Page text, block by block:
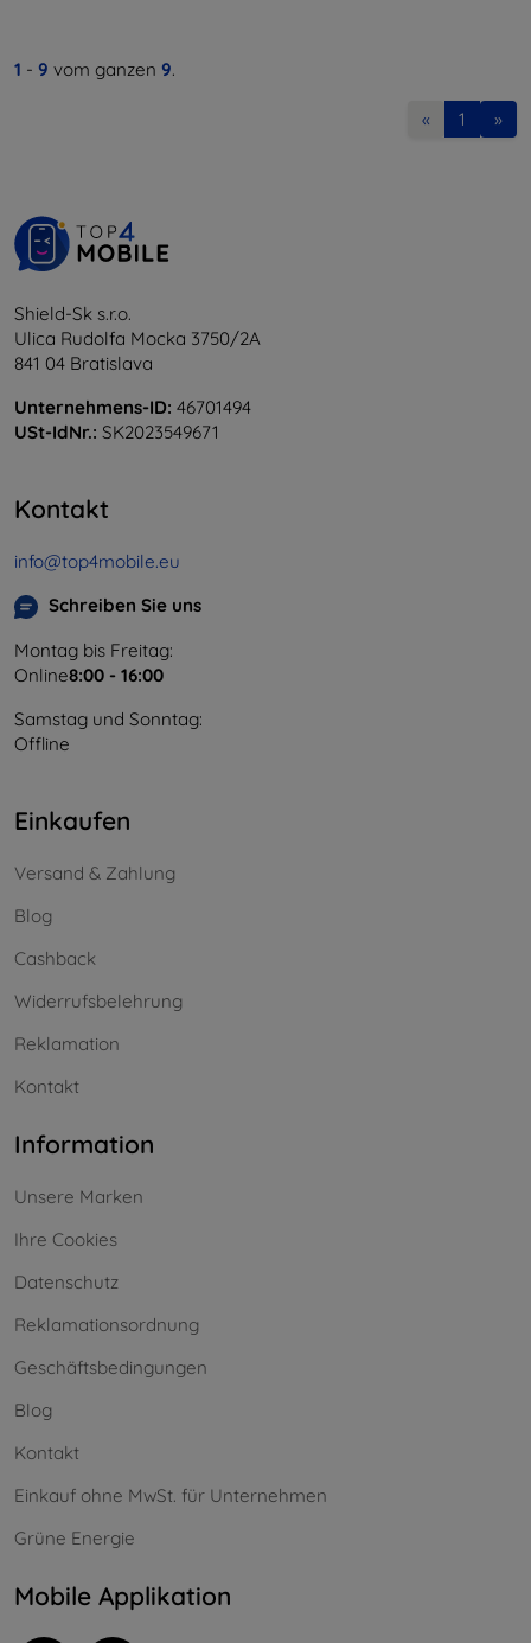
1 - 9 vom ganzen 9.
« 1 »
Shield-Sk s.r.o.
Ulica Rudolfa Mocka 3750/2A
841 04 Bratislava
Unternehmens-ID: 46701494
USt-IdNr.: SK2023549671
Kontakt
info@top4mobile.eu
Schreiben Sie uns
Montag bis Freitag:
Online8:00 - 16:00
Samstag und Sonntag:
Offline
Einkaufen
Versand & Zahlung
Blog
Cashback
Widerrufsbelehrung
Reklamation
Kontakt
Information
Unsere Marken
Ihre Cookies
Datenschutz
Reklamationsordnung
Geschäftsbedingungen
Blog
Kontakt
Einkauf ohne MwSt. für Unternehmen
Grüne Energie
Mobile Applikation